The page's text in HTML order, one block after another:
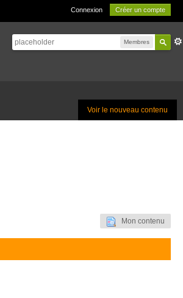
Connexion Créer un compte
Membres
Voir le nouveau contenu
Mon contenu